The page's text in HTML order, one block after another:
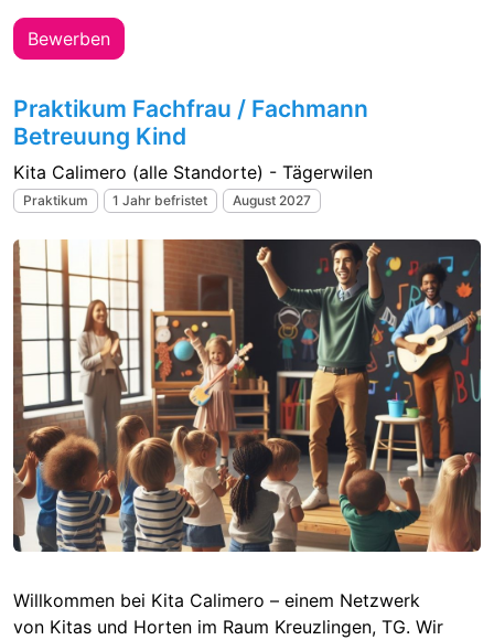
Bewerben
Praktikum Fachfrau / Fachmann
Betreuung Kind
Kita Calimero (alle Standorte) - Tägerwilen
Praktikum 1 Jahr befristet August 2027
Willkommen bei Kita Calimero – einem Netzwerk
von Kitas und Horten im Raum Kreuzlingen, TG. Wir